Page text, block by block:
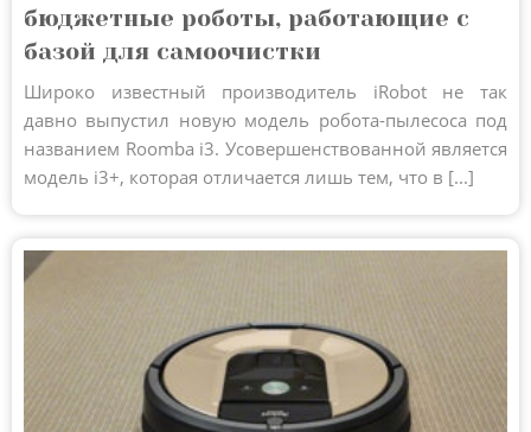
бюджетные роботы, работающие с
базой для самоочистки
Широко известный производитель iRobot не так
давно выпустил новую модель робота-пылесоса под
названием Roomba i3. Усовершенствованной является
модель i3+, которая отличается лишь тем, что в [...]